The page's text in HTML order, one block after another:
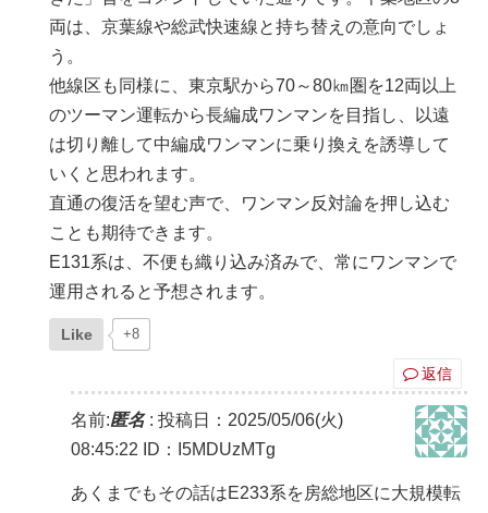
両は、京葉線や総武快速線と持ち替えの意向でしょ
う。
他線区も同様に、東京駅から70～80㎞圏を12両以上
のツーマン運転から長編成ワンマンを目指し、以遠
は切り離して中編成ワンマンに乗り換えを誘導して
いくと思われます。
直通の復活を望む声で、ワンマン反対論を押し込む
ことも期待できます。
E131系は、不便も織り込み済みで、常にワンマンで
運用されると予想されます。
Like +8
返信
名前:匿名: 投稿日：2025/05/06(火)
08:45:22
ID：I5MDUzMTg
あくまでもその話はE233系を房総地区に大規模転